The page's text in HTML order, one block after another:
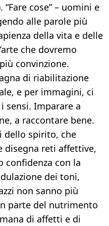
cose” – uomini e
alle parole più
della vita e delle
che dovremo
convinzione.
di riabilitazione
e per immagini, ci
sensi. Imparare a
a raccontare bene.
dello spirito, che
disegna reti affettive,
confidenza con la
dei toni,
non sanno più
parte del nutrimento
di affetti e di